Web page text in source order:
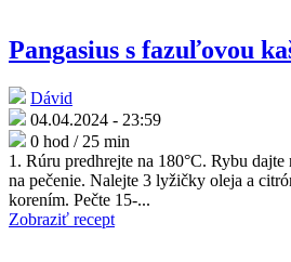
Pangasius s fazuľovou
Dávid
04.04.2024 - 23:59
0 hod / 25 min
1. Rúru predhrejte na 180°C. Rybu
na pečenie. Nalejte 3 lyžičky oleja a
korením. Pečte 15-...
Zobraziť recept